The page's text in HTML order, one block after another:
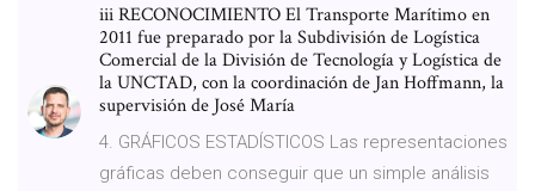
iii RECONOCIMIENTO El Transporte Marítimo en
2011 fue preparado por la Subdivisión de Logística
Comercial de la División de Tecnología y Logística de
la UNCTAD, con la coordinación de Jan Hoffmann, la
supervisión de José María
4. GRÁFICOS ESTADÍSTICOS Las representaciones
gráficas deben conseguir que un simple análisis